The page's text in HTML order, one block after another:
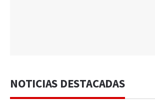
NOTICIAS DESTACADAS